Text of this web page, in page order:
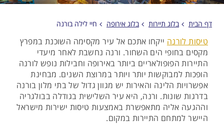
דף הבית בלוג תיירות בלוג אירופה חיי לילה בורנה
טיסות לורנה ייקחו אתכם אל עיר מקסימה השוכנת במפרץ
מקסים בחופי הים השחור. ורנה נחשבת לאחר מיעדי
התיירות הפופולאריים ביותר באירופה וחבילות נופש לורנה
הופכות למבוקשות יותר ויותר במרוצת השנים. מבחינת
אפשרויות הלינה והאירות יש מגוון גדול של בתי מלון בורנה
בדרגות שונות. ורנה, היא עיר השלישית בגודלה בבולגריה
וההגעה אליה מתאפשרת באמצעות טיסות ישירות מישראל
היישר למתחם התיירות במקום.